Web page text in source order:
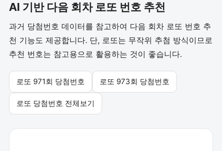
AI 기반 다음 회차 로또 번호 추천
과거 당첨번호 데이터를 참고하여 다음 회차 로또 번호 추
천 기능도 제공합니다. 단, 로또는 무작위 추첨 방식이므로
추천 번호는 참고용으로 활용하는 것이 좋습니다.
로또 971회 당첨번호 로또 973회 당첨번호
로또 당첨번호 전체보기